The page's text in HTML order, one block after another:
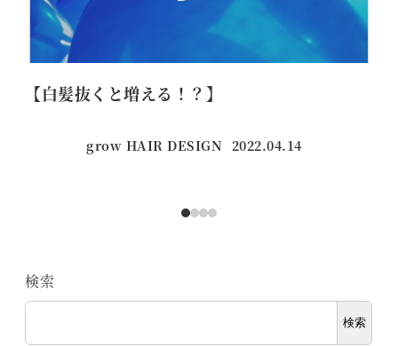
【白髪抜くと増える！？】
grow HAIR DESIGN 投稿日
2022.04.14
検索
検索